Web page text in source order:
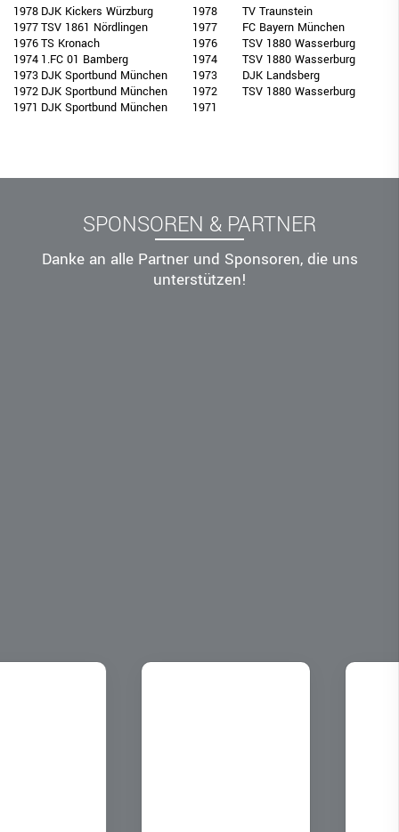
1978 DJK Kickers Würzburg 1978
TV Traunstein
1977TSV 1861 Nördlingen 1977
FC Bayern München
1976TS Kronach 1976
TSV 1880 Wasserburg
1974 1.FC 01 Bamberg 1974
TSV 1880 Wasserburg
1973 DJK Sportbund München 1973
DJK Landsberg
1972 DJK Sportbund München 1972
TSV 1880 Wasserburg
1971 DJK Sportbund München 1971
SPONSOREN & PARTNER
Danke an alle Partner und Sponsoren, die uns
unterstützen!